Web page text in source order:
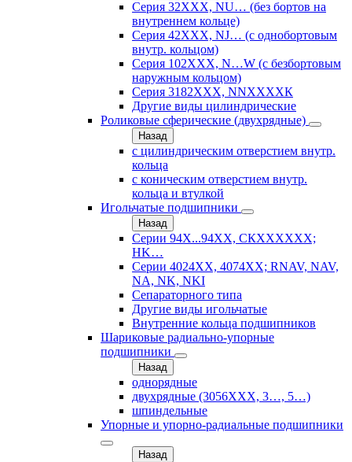
Серия 32ХХХ, NU… (без бортов на
внутреннем кольце)
Серия 42ХХХ, NJ… (с однобортовым
внутр. кольцом)
Серия 102ХХХ, N…W (с безбортовым
наружным кольцом)
Серия 3182ХХХ, NNХХХХК
Другие виды цилиндрические
Роликовые сферические (двухрядные)
Назад
с цилиндрическим отверстием внутр.
кольца
с коническим отверстием внутр.
кольца и втулкой
Игольчатые подшипники
Назад
Серии 94Х...94ХХ, СКХХХХХХ;
HK…
Серии 4024ХХ, 4074ХХ; RNAV, NAV,
NA, NK, NKI
Сепараторного типа
Другие виды игольчатые
Внутренние кольца подшипников
Шариковые радиально-упорные
подшипники
Назад
однорядные
двухрядные (3056ХХХ, 3…, 5…)
шпиндельные
Упорные и упорно-радиальные подшипники
Назад